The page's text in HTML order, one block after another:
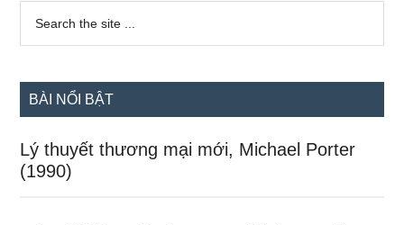
Sidebar
chính
...
BÀI NỔI BẬT
Lý thuyết thương mại mới, Michael Porter
(1990)